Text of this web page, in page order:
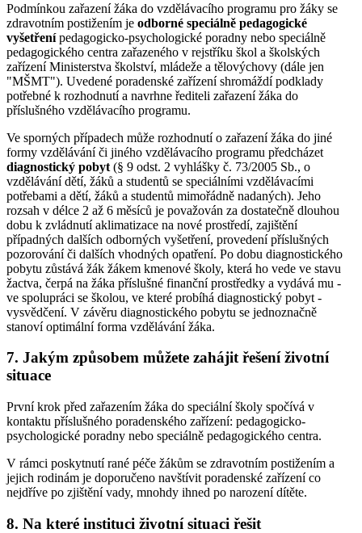
Podmínkou zařazení žáka do vzdělávacího programu pro žáky se
zdravotním postižením je odborné speciálně pedagogické
vyšetřenípedagogicko-psychologické poradny nebo speciálně
pedagogického centra zařazeného v rejstříku škol a školských
zařízení Ministerstva školství, mládeže a tělovýchovy (dále jen
"MŠMT"). Uvedené poradenské zařízení shromáždí podklady
potřebné k rozhodnutí a navrhne řediteli zařazení žáka do
příslušného vzdělávacího programu.
Ve sporných případech může rozhodnutí o zařazení žáka do jiné
formy vzdělávání či jiného vzdělávacího programu předcházet
diagnostický pobyt (§ 9 odst. 2 vyhlášky č. 73/2005 Sb., o
vzdělávání dětí, žáků a studentů se speciálními vzdělávacími
potřebami a dětí, žáků a studentů mimořádně nadaných). Jeho
rozsah v délce 2 až 6 měsíců je považován za dostatečně dlouhou
dobu k zvládnutí aklimatizace na nové prostředí, zajištění
případných dalších odborných vyšetření, provedení příslušných
pozorování či dalších vhodných opatření. Po dobu diagnostického
pobytu zůstává žák žákem kmenové školy, která ho vede ve stavu
žactva, čerpá na žáka příslušné finanční prostředky a vydává mu -
ve spolupráci se školou, ve které probíhá diagnostický pobyt -
vysvědčení. V závěru diagnostického pobytu se jednoznačně
stanoví optimální forma vzdělávání žáka.
7. Jakým způsobem můžete zahájit řešení životní
situace
První krok před zařazením žáka do speciální školy spočívá v
kontaktu příslušného poradenského zařízení: pedagogicko-
psychologické poradny nebo speciálně pedagogického centra.
V rámci poskytnutí rané péče žákům se zdravotním postižením a
jejich rodinám je doporučeno navštívit poradenské zařízení co
nejdříve po zjištění vady, mnohdy ihned po narození dítěte.
8. Na které instituci životní situaci řešit